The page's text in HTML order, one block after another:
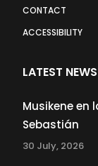
CONTACT
ACCESSIBILITY
LATEST NEWS
Musikene en
Sebastián
30 July, 2026